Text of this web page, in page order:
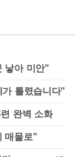
낳아 미안"
틀렸습니다"
완벽 소화
매물로"